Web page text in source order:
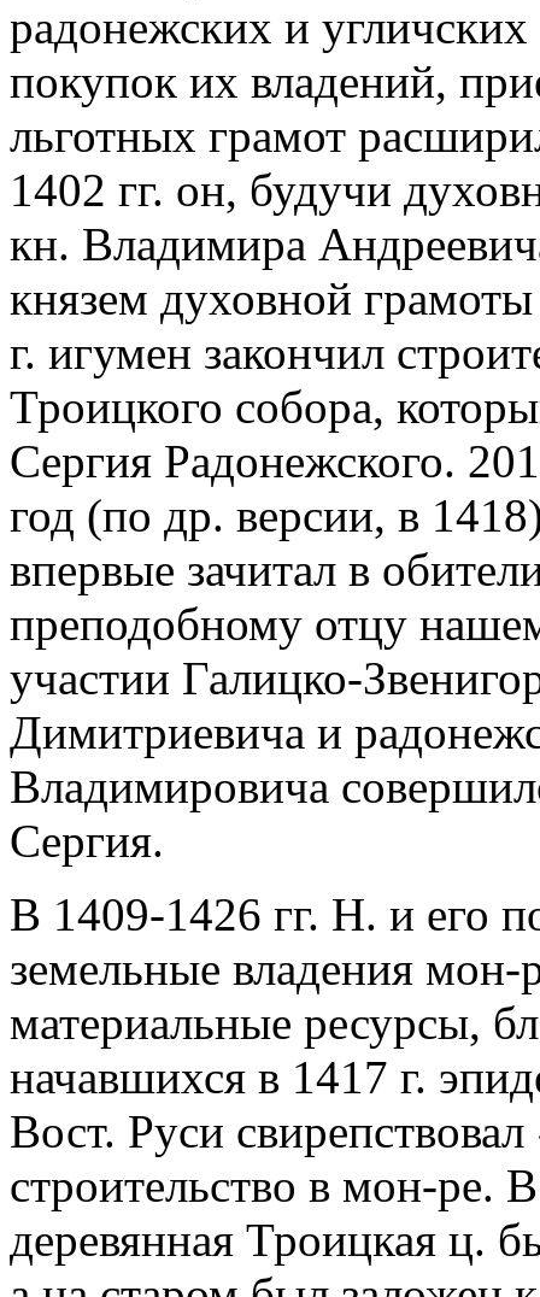
радонежских и угличских
покупок их владений,
льготных грамот
1402 гг. он, будучи
кн. Владимира
князем духовной
г. игумен закончил
Троицкого собора,
Сергия Радонежского.
год (по др. версии, в
впервые зачитал в
преподобному отцу
участии Галицко-
Димитриевича и
Владимировича
Сергия.
В 1409-1426 гг. Н. и его
земельные владения мон-
материальные ресурсы,
начавшихся в 1417 г.
Вост. Руси
строительство в мон-ре.
деревянная Троицкая ц.